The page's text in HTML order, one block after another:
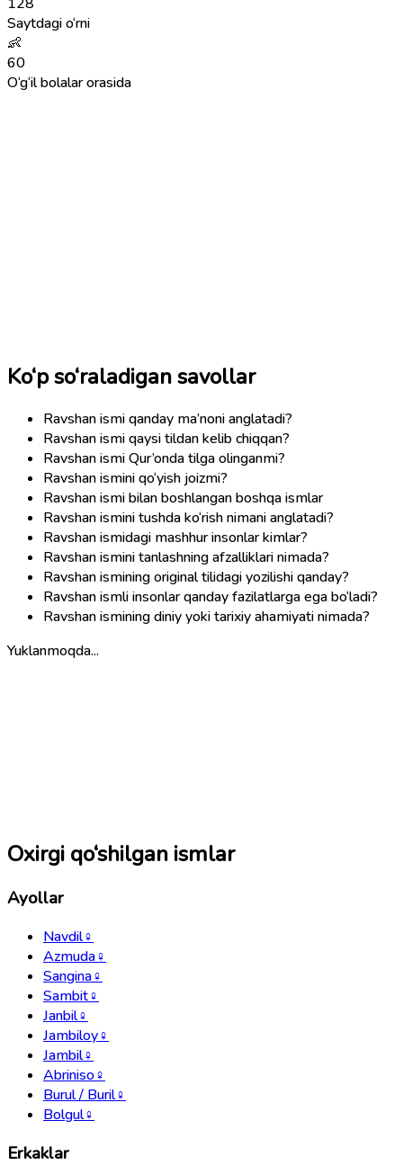
Saytdagi o‘rni
👶
60
O‘g‘il bolalar orasida
Ko‘p so‘raladigan savollar
Ravshan ismi qanday ma’noni anglatadi?
Ravshan ismi qaysi tildan kelib chiqqan?
Ravshan ismi Qur’onda tilga olinganmi?
Ravshan ismini qo‘yish joizmi?
Ravshan ismi bilan boshlangan boshqa ismlar
Ravshan ismini tushda ko‘rish nimani anglatadi?
Ravshan ismidagi mashhur insonlar kimlar?
Ravshan ismini tanlashning afzalliklari nimada?
Ravshan ismining original tilidagi yozilishi qanday?
Ravshan ismli insonlar qanday fazilatlarga ega bo‘ladi?
Ravshan ismining diniy yoki tarixiy ahamiyati nimada?
Yuklanmoqda...
Oxirgi qo‘shilgan ismlar
Ayollar
Navdil♀
Azmuda♀
Sangina♀
Sambit♀
Janbil♀
Jambiloy♀
Jambil♀
Abriniso♀
Burul / Buril♀
Bolgul♀
Erkaklar